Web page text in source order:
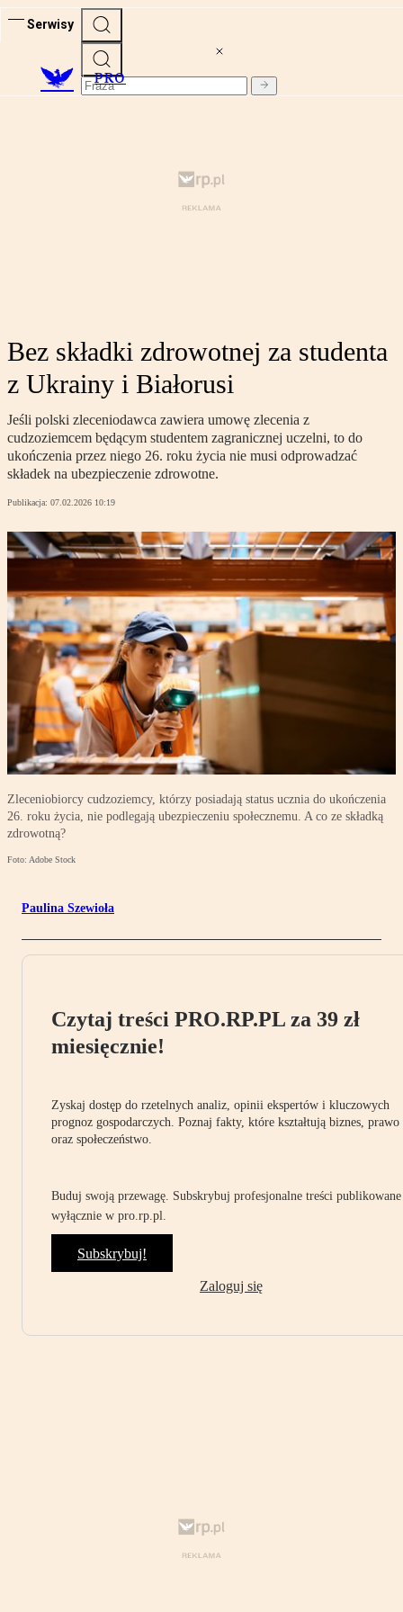
Serwisy
PRO
Bez składki zdrowotnej za studenta
z Ukrainy i Białorusi
Jeśli polski zleceniodawca zawiera umowę zlecenia z
cudzoziemcem będącym studentem zagranicznej uczelni, to do
ukończenia przez niego 26. roku życia nie musi odprowadzać
składek na ubezpieczenie zdrowotne.
Publikacja: 07.02.2026 10:19
Zleceniobiorcy cudzoziemcy, którzy posiadają status ucznia do ukończenia
26. roku życia, nie podlegają ubezpieczeniu społecznemu. A co ze składką
zdrowotną?
Foto: Adobe Stock
Paulina Szewioła
Czytaj treści PRO.RP.PL za 39 zł
miesięcznie!
Zyskaj dostęp do rzetelnych analiz, opinii ekspertów i kluczowych
prognoz gospodarczych. Poznaj fakty, które kształtują biznes, prawo
oraz społeczeństwo.
Buduj swoją przewagę. Subskrybuj profesjonalne treści publikowane
wyłącznie w pro.rp.pl.
Subskrybuj!
Zaloguj się